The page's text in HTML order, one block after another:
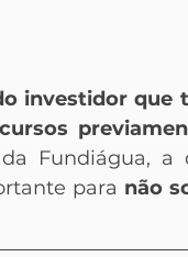
investidor que
Fundiágua, a
para não